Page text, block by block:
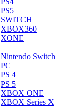
PS5
SWITCH
XBOX360
XONE
Nintendo Switch
PC
PS 4
PS 5
XBOX ONE
XBOX Series X